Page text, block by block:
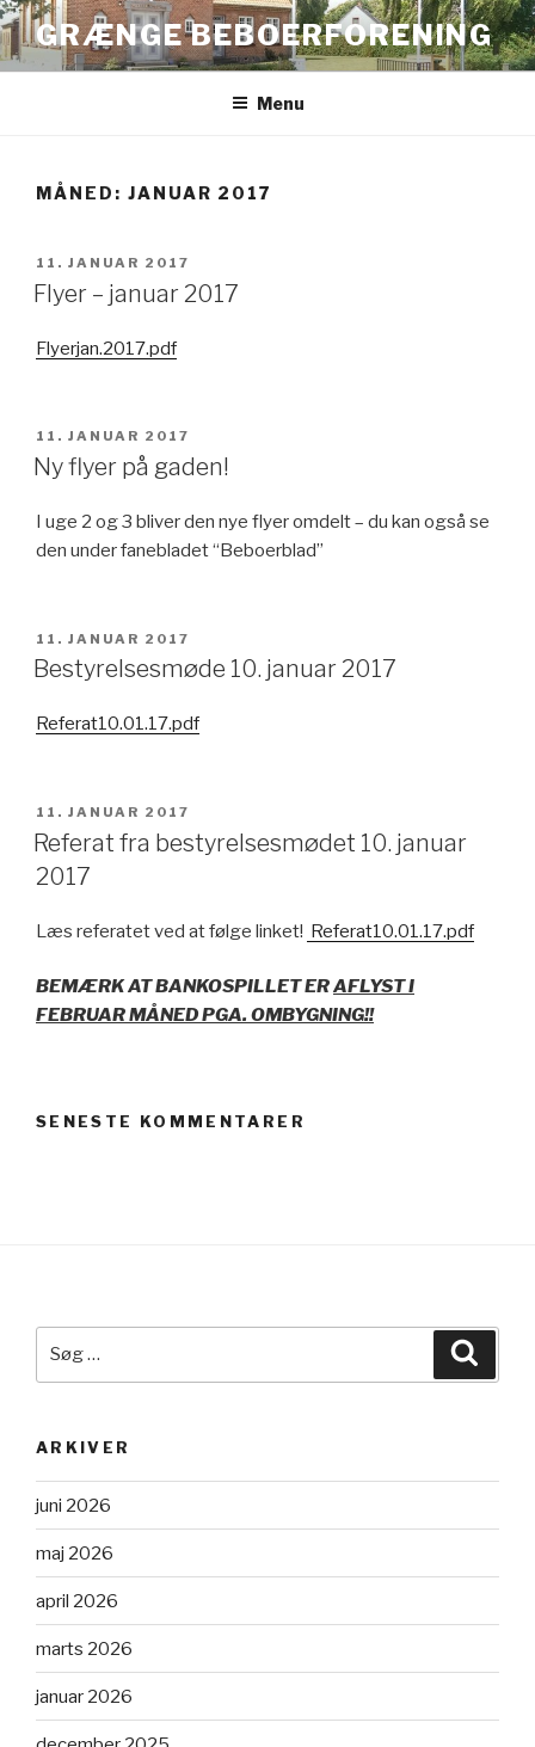
Videre
til
indhold
GRÆNGE BEBOERFORENING
Menu
MÅNED: JANUAR 2017
UDGIVET
DEN
11. JANUAR 2017
Flyer – januar 2017
Flyerjan.2017.pdf
UDGIVET
DEN
11. JANUAR 2017
Ny flyer på gaden!
I uge 2 og 3 bliver den nye flyer omdelt – du kan også se
den under fanebladet “Beboerblad”
UDGIVET
DEN
11. JANUAR 2017
Bestyrelsesmøde 10. januar 2017
Referat10.01.17.pdf
UDGIVET
DEN
11. JANUAR 2017
Referat fra bestyrelsesmødet 10. januar
2017
Læs referatet ved at følge linket! Referat10.01.17.pdf
BEMÆRK AT BANKOSPILLET ERAFLYST I
FEBRUAR MÅNED PGA. OMBYGNING!!
SENESTE KOMMENTARER
efter:
ARKIVER
juni 2026
maj 2026
april 2026
marts 2026
januar 2026